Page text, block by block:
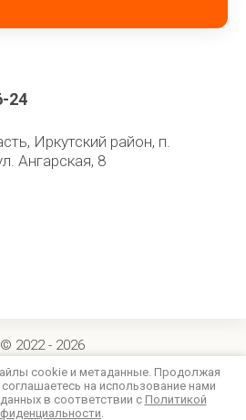
24
Иркутский район, п.
Ангарская, 8
© 2022 - 2026
конфиденциальности
cookie и метаданные. Продолжая
на использование нами
в соответствии с Политикой
.